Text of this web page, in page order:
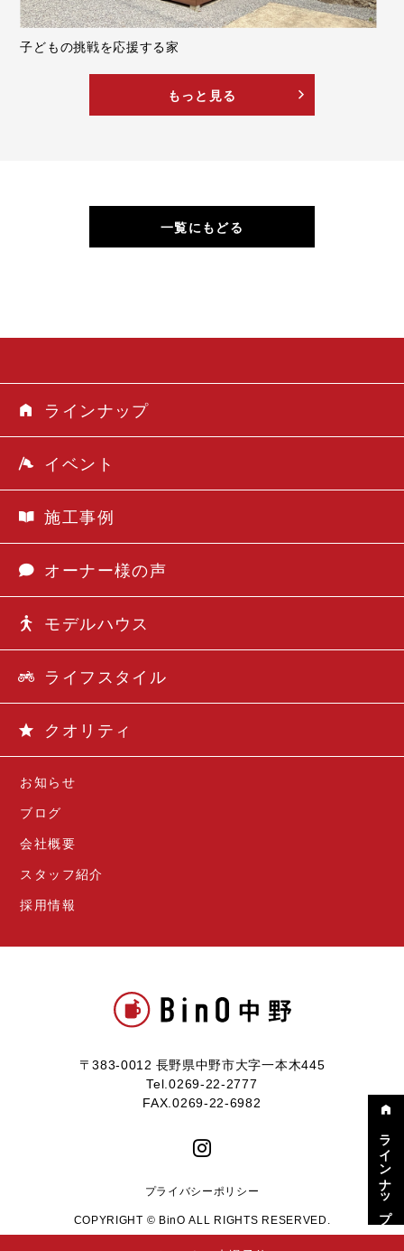
子どもの挑戦を応援する家
もっと見る
一覧にもどる
〒383-0012 長野県中野市大字一本木445
Tel.0269-22-2777
FAX.0269-22-6982
お知らせ
ブログ
会社概要
スタッフ紹介
採用情報
ラインナップ
イベント
施工事例
オーナー様の声
モデルハウス
ライフスタイル
クオリティ
プライバシーポリシー
COPYRIGHT © BinO ALL RIGHTS RESERVED.
ラインナップ